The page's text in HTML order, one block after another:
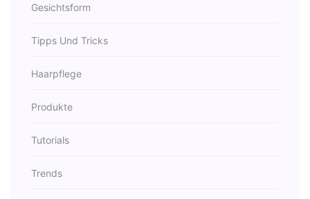
Gesichtsform
Tipps Und Tricks
Haarpflege
Produkte
Tutorials
Trends